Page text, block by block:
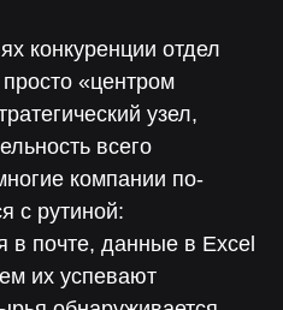
конкуренции отдел
«центром
узел,
всего
компании по-
с рутиной:
в почте, данные в Excel
их успевают